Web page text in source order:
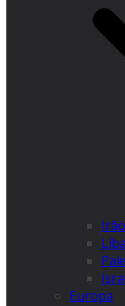
Irão
Europa